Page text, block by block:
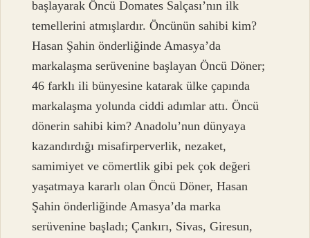
başlayarak Öncü Domates Salçası’nın ilk
temellerini atmışlardır. Öncünün sahibi kim?
Hasan Şahin önderliğinde Amasya’da
markalaşma serüvenine başlayan Öncü Döner;
46 farklı ili bünyesine katarak ülke çapında
markalaşma yolunda ciddi adımlar attı. Öncü
dönerin sahibi kim? Anadolu’nun dünyaya
kazandırdığı misafirperverlik, nezaket,
samimiyet ve cömertlik gibi pek çok değeri
yaşatmaya kararlı olan Öncü Döner, Hasan
Şahin önderliğinde Amasya’da marka
serüvenine başladı; Çankırı, Sivas, Giresun,